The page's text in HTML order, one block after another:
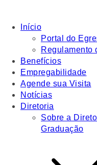
Início
Portal do
Regulamento
Benefícios
Empregabilidade
Agende sua Visita
Notícias
Diretoria
Sobre a
Graduação